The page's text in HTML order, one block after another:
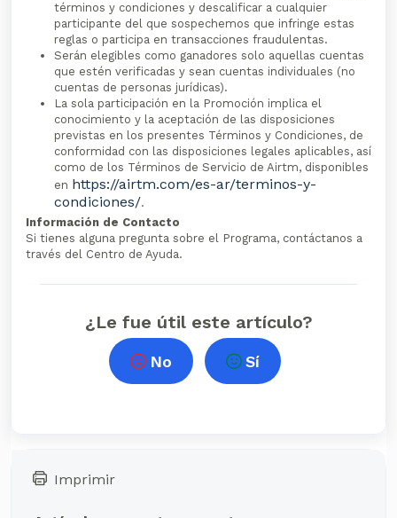
términos y condiciones y descalificar a cualquier
participante del que sospechemos que infringe estas
reglas o participa en transacciones fraudulentas.
Serán elegibles como ganadores solo aquellas cuentas
que estén verificadas y sean cuentas individuales (no
cuentas de personas jurídicas).
La sola participación en la Promoción implica el
conocimiento y la aceptación de las disposiciones
previstas en los presentes Términos y Condiciones, de
conformidad con las disposiciones legales aplicables, así
como de los Términos de Servicio de Airtm, disponibles
en https://airtm.com/es-ar/terminos-y-
condiciones/.
Información de Contacto
Si tienes alguna pregunta sobre el Programa, contáctanos a
través del Centro de Ayuda.
¿Le fue útil este artículo?
No Sí
Imprimir